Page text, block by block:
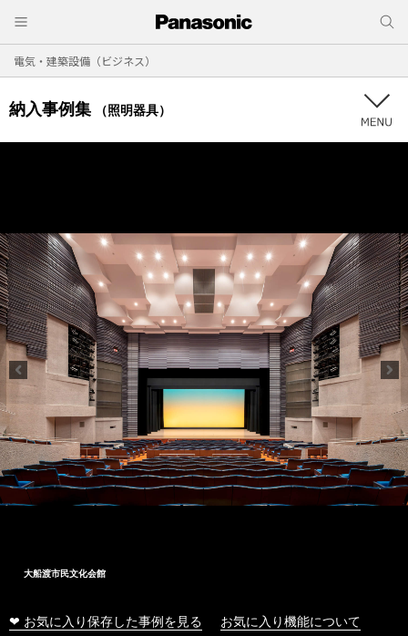
電気・建築設備（ビジネス）
納入事例集 （照明器具）
大船渡市民文化会館
❤ お気に入り保存した事例を見る お気に入り機能について